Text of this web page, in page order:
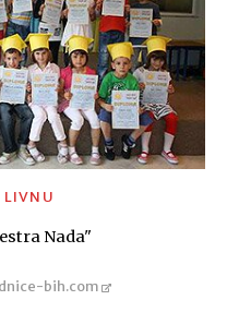
LIVNU
Nada"
bih.com